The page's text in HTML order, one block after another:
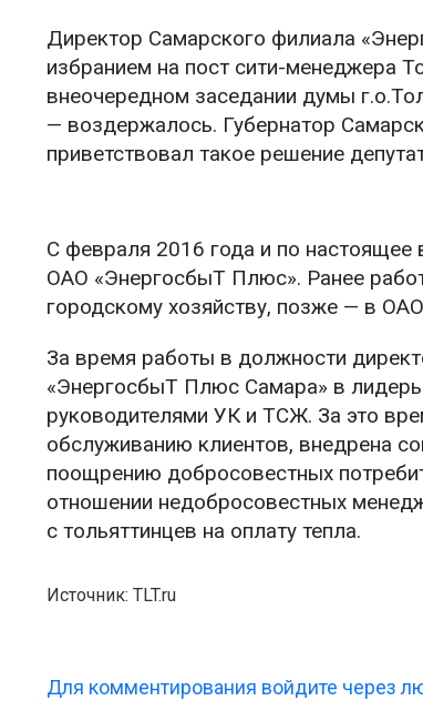
Директор Самарского филиала
избранием на пост сити-менеджера
внеочередном заседании думы
— воздержалось. Губернатор
приветствовал такое решение
С февраля 2016 года и по
ОАО «ЭнергосбыТ Плюс». Ранее
городскому хозяйству, позже — в
За время работы в должности
«ЭнергосбыТ Плюс Самара» в
руководителями УК и ТСЖ. За это
обслуживанию клиентов, внедрена
поощрению добросовестных
отношении недобросовестных
с тольяттинцев на оплату тепла.
Источник: TLT.ru
Для комментирования войдите через